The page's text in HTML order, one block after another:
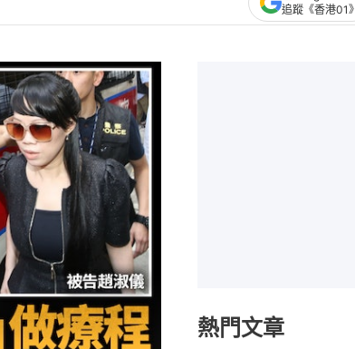
追蹤《香港01》
熱門文章